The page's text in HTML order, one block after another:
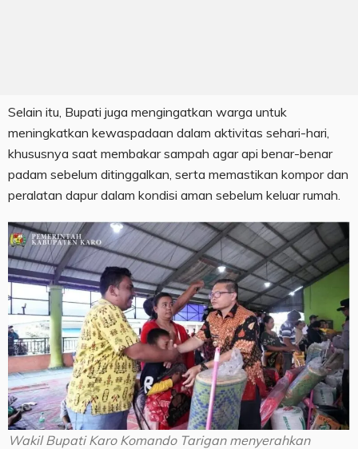
Selain itu, Bupati juga mengingatkan warga untuk
meningkatkan kewaspadaan dalam aktivitas sehari-hari,
khususnya saat membakar sampah agar api benar-benar
padam sebelum ditinggalkan, serta memastikan kompor dan
peralatan dapur dalam kondisi aman sebelum keluar rumah.
Wakil Bupati Karo Komando Tarigan menyerahkan